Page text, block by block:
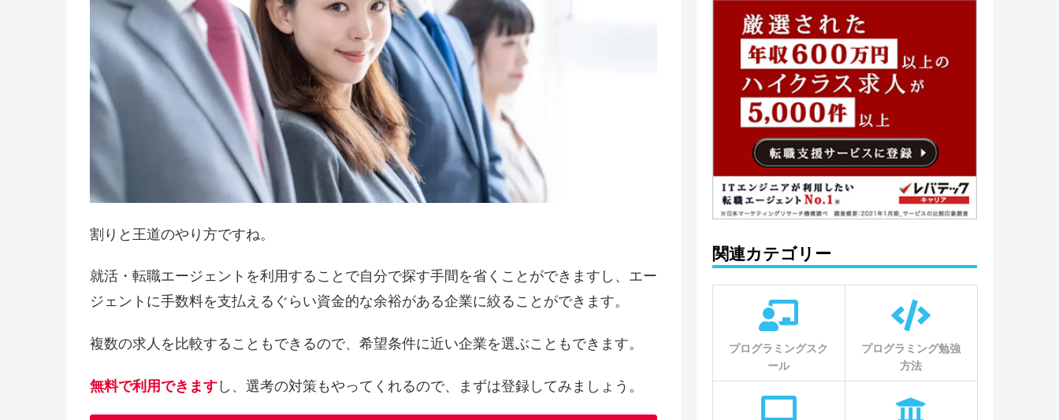
割りと王道のやり方ですね。
就活・転職エージェントを利用することで自分で探す手間を省くことができますし、エー
ジェントに手数料を支払えるぐらい資金的な余裕がある企業に絞ることができます。
複数の求人を比較することもできるので、希望条件に近い企業を選ぶこともできます。
無料で利用できますし、選考の対策もやってくれるので、まずは登録してみましょう。
関連カテゴリー
プログラミングスク
ール
プログラミング勉強
方法